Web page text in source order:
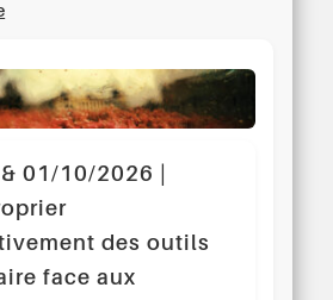
01/10/2026 |
des outils
face aux